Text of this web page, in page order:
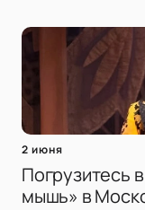
2 июня
Погрузитесь
мышь» в